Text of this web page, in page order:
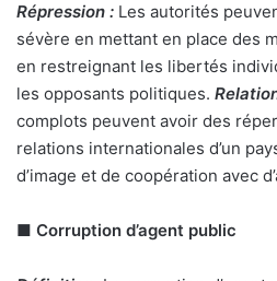
Répression : Les autorités
sévère en mettant en place des
en restreignant les libertés
les opposants politiques.
complots peuvent avoir des
relations internationales d’un
d’image et de coopération avec
■ Corruption d’agent public